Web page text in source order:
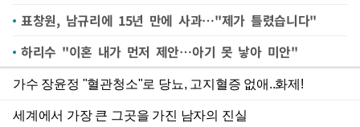
표창원, 남규리에 15년 만에 사과…"제가 틀렸습니다"
하리수 "이혼 내가 먼저 제안…아기 못 낳아 미안"